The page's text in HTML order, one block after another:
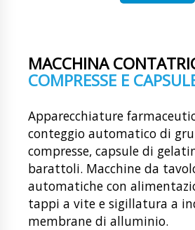
MACCHINA
COMPRESSE E
Apparecchiature
conteggio automatico di
compresse, capsule di
barattoli. Macchine da
automatiche con
tappi a vite e sigillatura a
membrane di alluminio.